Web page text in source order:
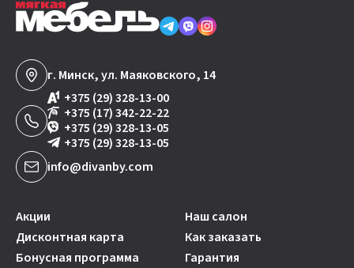
г. Минск, ул. Маяковского, 14
+375 (29) 328-13-00
+375 (17) 342-22-22
+375 (29) 328-13-05
+375 (29) 328-13-05
info@divanby.com
Акции
Наш салон
Дисконтная карта
Как заказать
Бонусная программа
Гарантия